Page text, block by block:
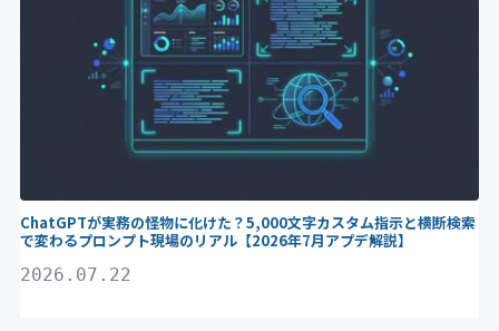
ChatGPTが実務の怪物に化けた？5,000文字カスタム指示と横断検索
で変わるプロンプト現場のリアル【2026年7月アプデ解説】
2026.07.22